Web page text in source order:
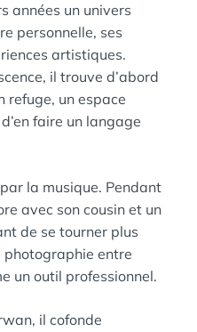
années un univers
personnelle, ses
artistiques.
il trouve d’abord
refuge, un espace
faire un langage
la musique. Pendant
avec son cousin et un
de se tourner plus
photographie entre
un outil professionnel.
il cofonde